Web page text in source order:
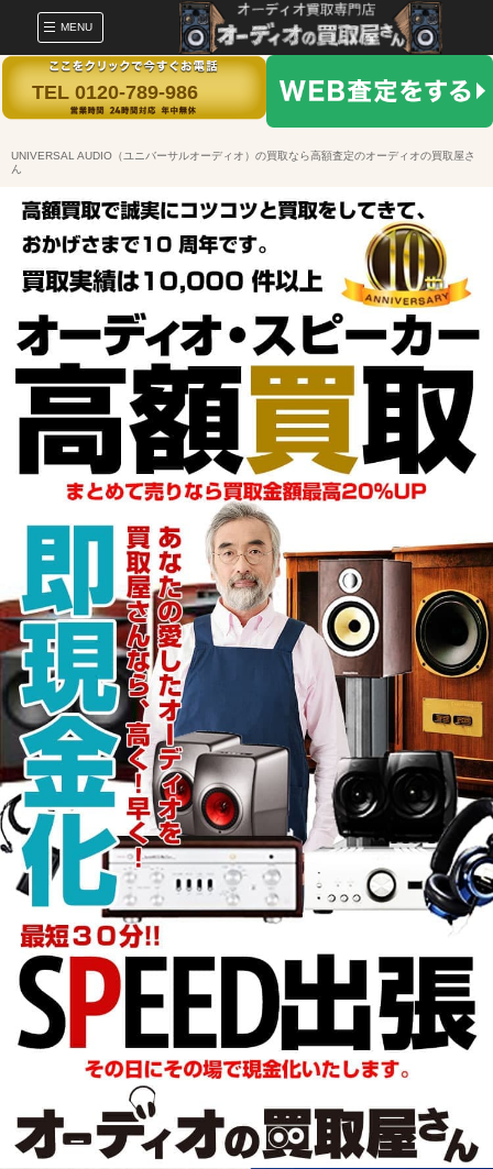
MENU
TEL 0120-789-986
UNIVERSAL AUDIO（ユニバーサルオーディオ）の買取なら高額査定のオーディオの買取屋さ
ん